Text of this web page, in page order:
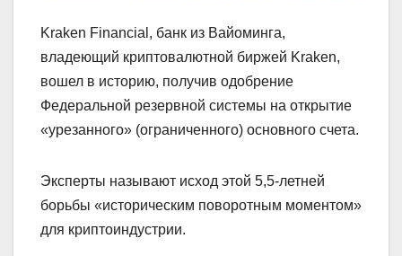
Kraken Financial, банк из Вайоминга,
владеющий криптовалютной биржей Kraken,
вошел в историю, получив одобрение
Федеральной резервной системы на открытие
«урезанного» (ограниченного) основного счета.
Эксперты называют исход этой 5,5-летней
борьбы «историческим поворотным моментом»
для криптоиндустрии.